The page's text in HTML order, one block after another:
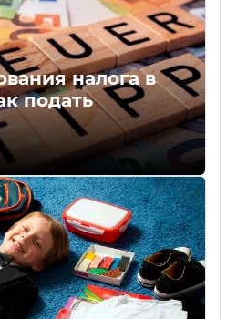
налога в
подать